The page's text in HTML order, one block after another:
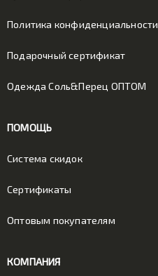
Политика конфиденциальности
Подарочный сертификат
Одежда Соль&Перец ОПТОМ
ПОМОЩЬ
Система скидок
Сертификаты
Оптовым покупателям
КОМПАНИЯ